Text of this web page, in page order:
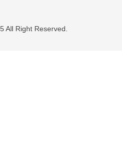
All Right Reserved.